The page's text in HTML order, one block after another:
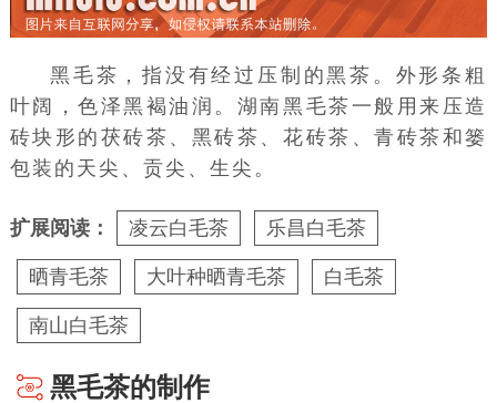
黑毛茶，指没有经过压制的黑茶 。外形条粗
叶阔，色泽黑褐油润。湖南黑毛茶一般用来压造
砖块形的茯砖茶、黑砖茶、花砖茶、青砖茶和篓
包装的天尖、贡尖、生尖。
扩展阅读： 凌云白毛茶 乐昌白毛茶
晒青毛茶 大叶种晒青毛茶 白毛茶
南山白毛茶
黑毛茶的制作